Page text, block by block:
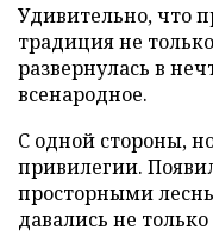
Удивительно, что
традиция не
развернулась в
всенародное.
С одной стороны,
привилегии.
просторными
давались не